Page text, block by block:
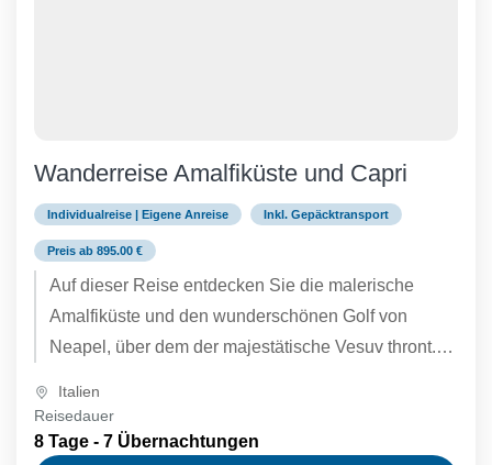
Wanderreise Amalfiküste und Capri
Individualreise | Eigene Anreise Inkl. Gepäcktransport
Preis ab 895.00 €
Auf dieser Reise entdecken Sie die malerische
Amalfiküste und den wunderschönen Golf von
Neapel, über dem der majestätische Vesuv thront.
Italien
Reisedauer
8 Tage - 7 Übernachtungen